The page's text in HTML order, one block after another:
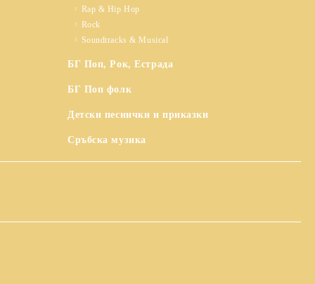
Rap & Hip Hop
Rock
Soundtracks & Musical
БГ Поп, Рок, Естрада
БГ Поп фолк
Детски песнички и приказки
Сръбска музика